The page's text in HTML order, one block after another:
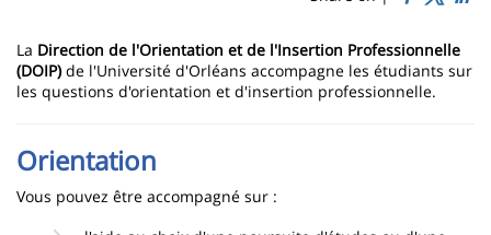
Contenu
de
page
principale
La Direction de l'Orientation et de l'Insertion Professionnelle
(DOIP)de l'Université d'Orléans accompagne les étudiants sur
les questions d'orientation et d'insertion professionnelle.
Orientation
Vous pouvez être accompagné sur :